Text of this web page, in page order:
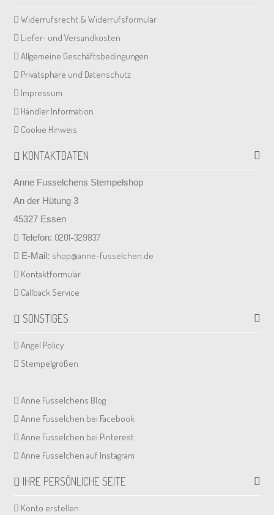
Widerrufsrecht & Widerrufsformular
Liefer- und Versandkosten
Allgemeine Geschäftsbedingungen
Privatsphäre und Datenschutz
Impressum
Händler Information
Cookie Hinweis
KONTAKTDATEN
Anne Fusselchens Stempelshop
An der Hütung 3
45327 Essen
Telefon: 0201-329837
E-Mail: shop@anne-fusselchen.de
Kontaktformular
Callback Service
SONSTIGES
Angel Policy
Stempelgrößen
Anne Fusselchens Blog
Anne Fusselchen bei Facebook
Anne Fusselchen bei Pinterest
Anne Fusselchen auf Instagram
IHRE PERSÖNLICHE SEITE
Konto erstellen